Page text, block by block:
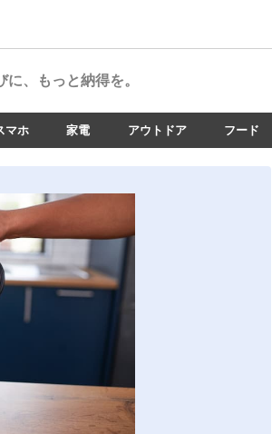
に、もっと納得を。
マホ 家電 アウトドア フード